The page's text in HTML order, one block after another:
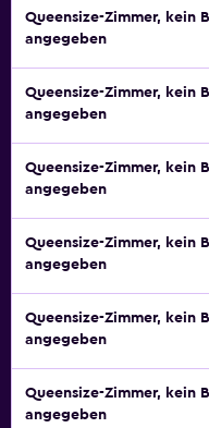
Queensize-Zimmer, kein
angegeben
Queensize-Zimmer, kein
angegeben
Queensize-Zimmer, kein
angegeben
Queensize-Zimmer, kein
angegeben
Queensize-Zimmer, kein
angegeben
Queensize-Zimmer, kein
angegeben